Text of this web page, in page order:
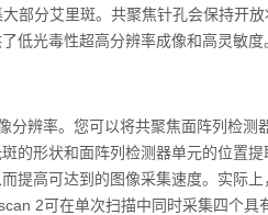
分艾里斑。共聚焦针孔会保持开放
低光毒性超高分辨率成像和高灵敏度
辨率。您可以将共聚焦面阵列检测
的形状和面阵列检测器单元的位置
提高可达到的图像采集速度。实际
2‍可在单次扫描中同时采集四个具